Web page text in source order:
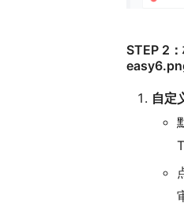
STEP 2
自定